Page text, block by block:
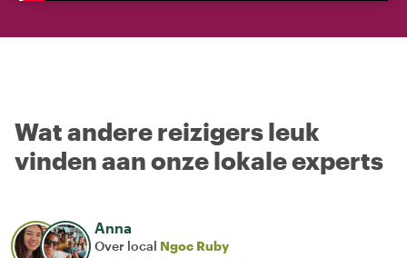
Wat andere reizigers leuk
vinden aan onze lokale experts
Anna
Over local Ngoc Ruby